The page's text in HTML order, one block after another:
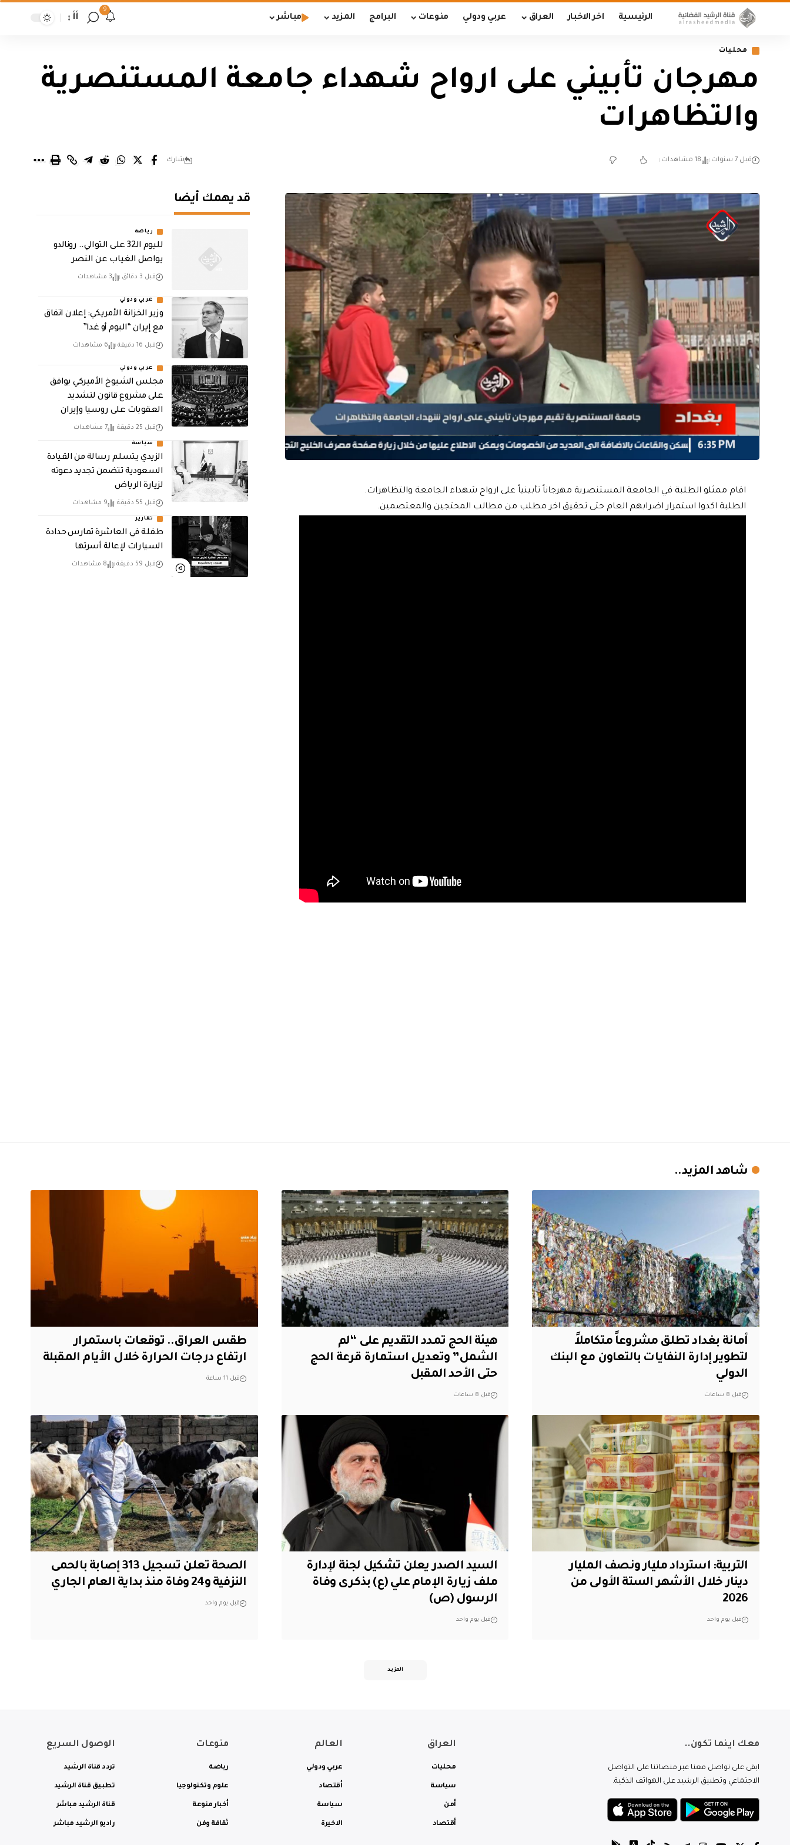
الرئيسية اخر الاخبار العراق عربي ودولي منوعات البرامج المزيد مباشر
9
أأ
محليات
مهرجان تأبيني على ارواح شهداء جامعة المستنصرية
والتظاهرات
قبل 7 سنوات 18 مشاهدات شارك
اقام ممثلو الطلبة في الجامعة المستنصرية مهرجاناً تأبينياً على ارواح شهداء الجامعة والتظاهرات.
الطلبة اكدوا استمرار اضرابهم العام حتى تحقيق اخر مطلب من مطالب المحتجين والمعتصمين.
قد يهمك أيضا
رياضة
لليوم الـ32 على التوالي.. رونالدو
يواصل الغياب عن النصر
قبل 3 دقائق 3 مشاهدات
عربي ودولي
وزير الخزانة الأمريكي: إعلان اتفاق
مع إيران “اليوم أو غدا”
قبل 16 دقيقة 6 مشاهدات
عربي ودولي
مجلس الشيوخ الأميركي يوافق
على مشروع قانون لتشديد
العقوبات على روسيا وإيران
قبل 25 دقيقة 7 مشاهدات
سياسة
الزيدي يتسلم رسالة من القيادة
السعودية تتضمن تجديد دعوته
لزيارة الرياض
قبل 55 دقيقة 9 مشاهدات
تقارير
طفلة في العاشرة تمارس حدادة
السيارات لإعالة أسرتها
قبل 59 دقيقة 8 مشاهدات
شاهد المزيد..
أمانة بغداد تطلق مشروعاً متكاملاً
لتطوير إدارة النفايات بالتعاون مع البنك
الدولي
قبل 8 ساعات
هيئة الحج تمدد التقديم على “لم
الشمل” وتعديل استمارة قرعة الحج
حتى الأحد المقبل
قبل 8 ساعات
طقس العراق.. توقعات باستمرار
ارتفاع درجات الحرارة خلال الأيام المقبلة
قبل 11 ساعة
التربية: استرداد مليار ونصف المليار
دينار خلال الأشهر الستة الأولى من
2026
قبل يوم واحد
السيد الصدر يعلن تشكيل لجنة لإدارة
ملف زيارة الإمام علي (ع) بذكرى وفاة
الرسول (ص)
قبل يوم واحد
الصحة تعلن تسجيل 313 إصابة بالحمى
النزفية و24 وفاة منذ بداية العام الجاري
قبل يوم واحد
المزيد
معك اينما تكون..
ابقى على تواصل معنا عبر منصاتنا على التواصل
الاجتماعي وتطبيق الرشيد على الهواتف الذكية.
العراق
محليات
سياسة
أمن
أقتصاد
العالم
عربي ودولي
أقتصاد
سياسة
الاخيرة
منوعات
رياضة
علوم وتكنولوجيا
أخبار منوعة
ثقافة وفن
الوصول السريع
تردد قناة الرشيد
تطبيق قناة الرشيد
قناة الرشيد مباشر
راديو الرشيد مباشر